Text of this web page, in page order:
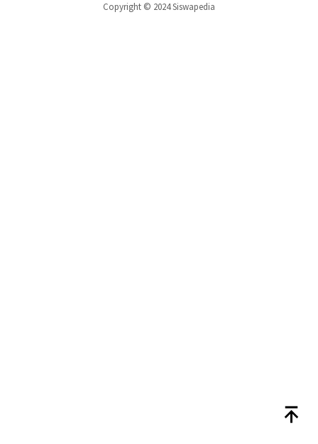
Copyright © 2024 Siswapedia